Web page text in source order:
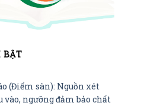
BẬT
(Điểm sàn): Nguồn xét
vào, ngưỡng đảm bảo chất